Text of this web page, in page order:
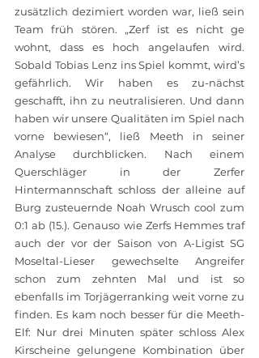
zusätzlich dezimiert worden war, ließ sein
Team früh stören. „Zerf ist es nicht ge
wohnt, dass es hoch angelaufen wird.
Sobald Tobias Lenz ins Spiel kommt, wird’s
gefährlich. Wir haben es zu-nächst
geschafft, ihn zu neutralisieren. Und dann
haben wir unsere Qualitäten im Spiel nach
vorne bewiesen“, ließ Meeth in seiner
Analyse durchblicken. Nach einem
Querschläger in der Zerfer
Hintermannschaft schloss der alleine auf
Burg zusteuernde Noah Wrusch cool zum
0:1 ab (15.). Genauso wie Zerfs Hemmes traf
auch der vor der Saison von A-Ligist SG
Moseltal-Lieser gewechselte Angreifer
schon zum zehnten Mal und ist so
ebenfalls im Torjägerranking weit vorne zu
finden. Es kam noch besser für die Meeth-
Elf: Nur drei Minuten später schloss Alex
Kirscheine gelungene Kombination über